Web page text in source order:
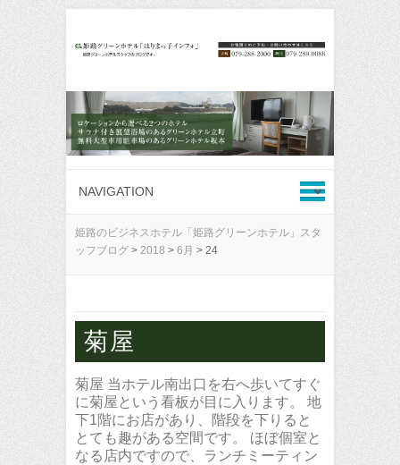
姫路のビジネスホテル「姫路グリーンホテル」スタ
ッフブログ > 2018 > 6月 > 24
菊屋
菊屋 当ホテル南出口を右へ歩いてすぐ
に菊屋という看板が目に入ります。 地
下1階にお店があり、階段を下りると
とても趣がある空間です。 ほぼ個室と
なる店内ですので、ランチミーティン